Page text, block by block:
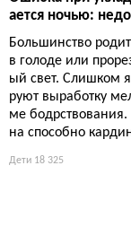
ается ночью:
Большинство
в голоде или
ый свет. Слишком
руют выработку
ме
на способно
Дети 18 325